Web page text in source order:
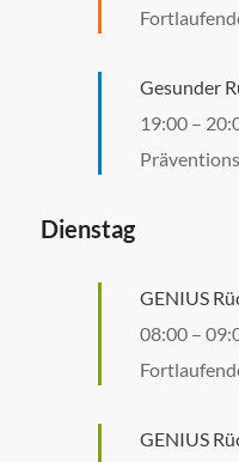
Gesunder
19:00 –
Dienstag
GENIUS
08:00 –
GENIUS